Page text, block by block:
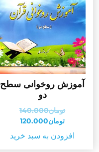
آموزش روخوانی سطح
دو
تومان140.000قیمت
اصلی:
بود.
تومان120.000قیمت
تومان120.000.
افزودن به سبد خرید